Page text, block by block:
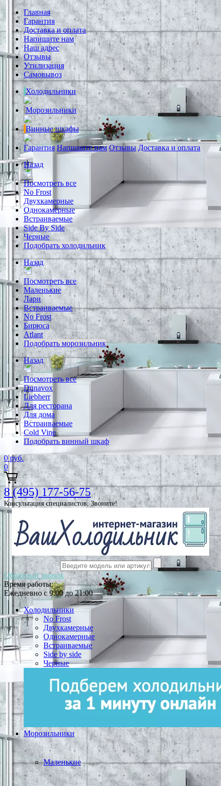
Главная
Гарантия
Доставка и оплата
Напишите нам
Наш адрес
Отзывы
Утилизация
Самовывоз
Холодильники
Морозильники
Винные шкафы
Гарантия Напишите нам Отзывы Доставка и оплата
Назад
Посмотреть все
No Frost
Двухкамерные
Однокамерные
Встраиваемые
Side By Side
Черные
Подобрать холодильник
Назад
Посмотреть все
Маленькие
Лари
Встраиваемые
No Frost
Бирюса
Atlant
Подобрать морозильник
Назад
Посмотреть все
Dunavox
Liebherr
Для ресторана
Для дома
Встраиваемые
Cold Vine
Подобрать винный шкаф
0 руб.
0
8 (495) 177-56-75
Консультация специалистов. Звоните!
Обратный звонок
Время работы:
Ежедневно с 9:00 до 21:00
Холодильники
No Frost
Двухкамерные
Однокамерные
Встраиваемые
Side by side
Черные
Морозильники
Маленькие